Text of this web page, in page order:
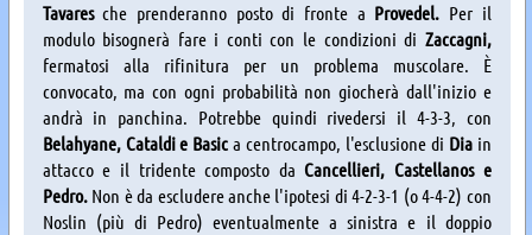
Tavaresche prenderanno posto di fronte a Provedel. Per il
modulo bisognerà fare i conti con le condizioni di Zaccagni,
fermatosi alla rifinitura per un problema muscolare. È
convocato, ma con ogni probabilità non giocherà dall'inizio e
andrà in panchina. Potrebbe quindi rivedersi il 4-3-3, con
Belahyane, Cataldi e Basic a centrocampo, l'esclusione di Diain
attacco e il tridente composto daCancellieri, Castellanos e
Pedro. Non è da escludere anche l'ipotesi di 4-2-3-1 (o 4-4-2) con
Noslin (più di Pedro) eventualmente a sinistra e il doppio